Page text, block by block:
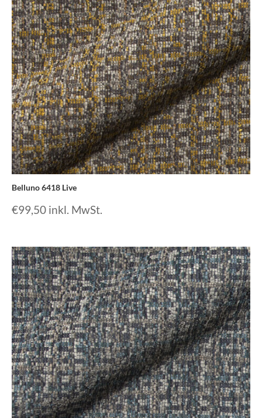
Belluno 6418 Live
€99,50 inkl. MwSt.